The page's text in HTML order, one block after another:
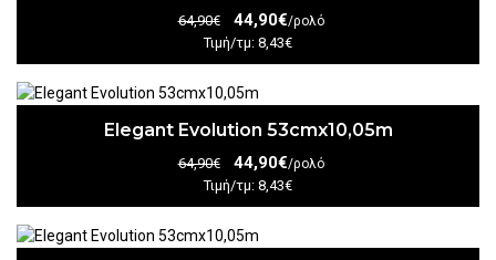
64,90€ 44,90€/ρολό
Τιμή/τμ: 8,43€
Elegant Evolution 53cmx10,05m
64,90€ 44,90€/ρολό
Τιμή/τμ: 8,43€